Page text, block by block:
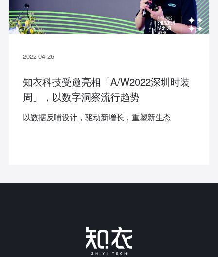
2022-04-26
知衣科技受邀亮相「A/W2022深圳时装
周」，以数字洞察流行趋势
以数据反哺设计，驱动新增长，重塑新生态